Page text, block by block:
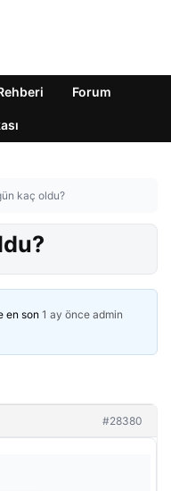
Forum
kaç oldu?
en son 1 ay önce admin
#28380